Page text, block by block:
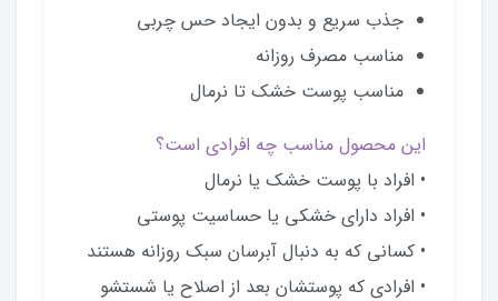
جذب سریع و بدون ایجاد حس چربی
مناسب مصرف روزانه
مناسب پوست خشک تا نرمال
این محصول مناسب چه افرادی است؟
• افراد با پوست خشک یا نرمال
• افراد دارای خشکی یا حساسیت پوستی
• کسانی که به دنبال آبرسان سبک روزانه هستند
• افرادی که پوستشان بعد از اصلاح یا شستشو